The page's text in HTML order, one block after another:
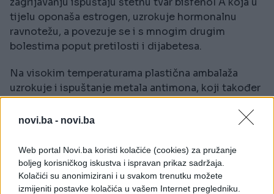
novi.ba - novi.ba
Web portal Novi.ba koristi kolačiće (cookies) za pružanje
boljeg korisničkog iskustva i ispravan prikaz sadržaja.
Kolačići su anonimizirani i u svakom trenutku možete
izmijeniti postavke kolačića u vašem Internet pregledniku.
tijelu oponaša estrogen, uzrokuje hormonalnu
ravnotežu, a povezuje se i s mnogim drugim
bolestima poput pretilosti i dijabetesa.
Na visokim temperaturama plastična ambalaža
uzrokuje i ispuštanje metala antimona, koji također
plasičnim bocama čuvajte na hladnom i suhom
mjestu, te tako spriječite neočekivane
neugodnosti i probleme za vaš organizam.